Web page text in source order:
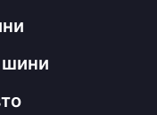
шини